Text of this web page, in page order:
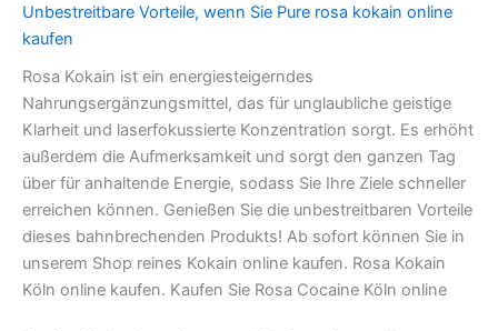
Unbestreitbare Vorteile, wenn Sie Pure rosa kokain online
kaufen
Rosa Kokain ist ein energiesteigerndes
Nahrungsergänzungsmittel, das für unglaubliche geistige
Klarheit und laserfokussierte Konzentration sorgt. Es erhöht
außerdem die Aufmerksamkeit und sorgt den ganzen Tag
über für anhaltende Energie, sodass Sie Ihre Ziele schneller
erreichen können. Genießen Sie die unbestreitbaren Vorteile
dieses bahnbrechenden Produkts! Ab sofort können Sie in
unserem Shop reines Kokain online kaufen. Rosa Kokain
Köln online kaufen. Kaufen Sie Rosa Cocaine Köln online